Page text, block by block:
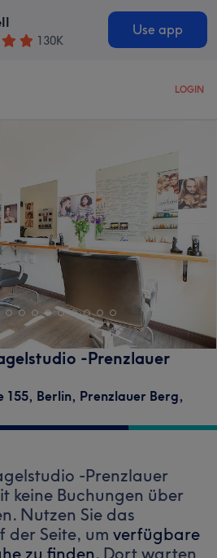
130K
Use app
LOGIN
-Prenzlauer
155, Berlin, Prenzlauer Berg,
-Prenzlauer
keine Buchungen über
Nutzen Sie das
der Seite, um verfügbare
zu finden. Dort warten